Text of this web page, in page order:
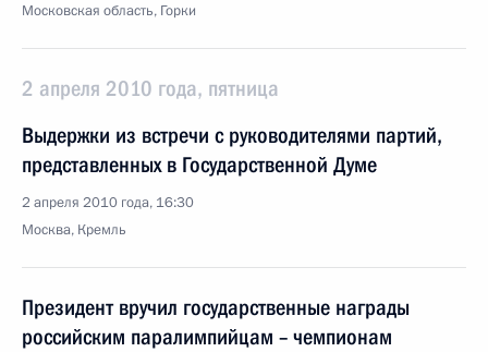
Московская область, Горки
2 апреля 2010 года, пятница
Выдержки из встречи с руководителями партий,
представленных в Государственной Думе
2 апреля 2010 года, 16:30
Москва, Кремль
Президент вручил государственные награды
российским паралимпийцам – чемпионам